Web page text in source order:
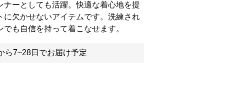
ーとしても活躍。快適な着心地を提
に欠かせないアイテムです。洗練され
も自信を持って着こなせます。
ら7~28日でお届け予定